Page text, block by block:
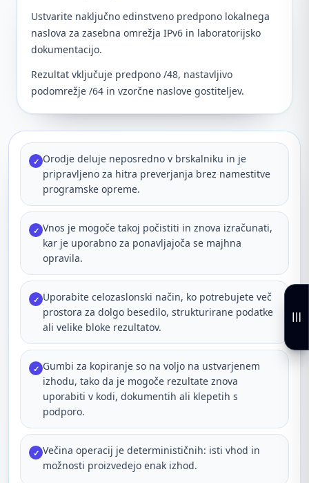
Ustvarite naključno edinstveno predpono lokalnega
naslova za zasebna omrežja IPv6 in laboratorijsko
dokumentacijo.
Rezultat vključuje predpono /48, nastavljivo
podomrežje /64 in vzorčne naslove gostiteljev.
✓ Orodje deluje neposredno v brskalniku in je
pripravljeno za hitra preverjanja brez namestitve
programske opreme.
✓ Vnos je mogoče takoj počistiti in znova izračunati,
kar je uporabno za ponavljajoča se majhna
opravila.
✓ Uporabite celozaslonski način, ko potrebujete več
prostora za dolgo besedilo, strukturirane podatke
ali velike bloke rezultatov.
✓ Gumbi za kopiranje so na voljo na ustvarjenem
izhodu, tako da je mogoče rezultate znova
uporabiti v kodi, dokumentih ali klepetih s
podporo.
✓ Večina operacij je determinističnih: isti vhod in
možnosti proizvedejo enak izhod.